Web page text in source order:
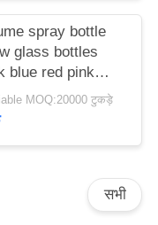
spray bottle
glass bottles
blue red pink
cap plastic and
MOQ:20000 टुकड़े
सभी